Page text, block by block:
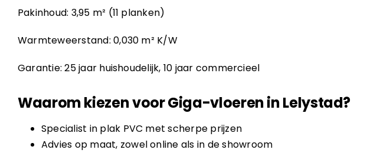
Pakinhoud: 3,95 m² (11 planken)
Warmteweerstand: 0,030 m² K/W
Garantie: 25 jaar huishoudelijk, 10 jaar commercieel
Waarom kiezen voor Giga-vloeren in Lelystad?
Specialist in plak PVC met scherpe prijzen
Advies op maat, zowel online als in de showroom